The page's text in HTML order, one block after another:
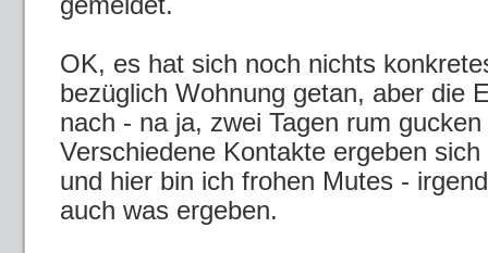
OK, es hat sich noch nichts
bezüglich Wohnung getan, aber die
nach - na ja, zwei Tagen rum
Verschiedene Kontakte ergeben
und hier bin ich frohen Mutes -
auch was ergeben.